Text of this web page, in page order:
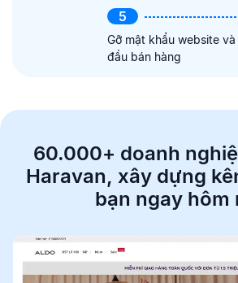
5
Gỡ mật khẩu website
đầu bán hàng
60.000+ doanh
Haravan, xây dựng
bạn ngay hôm